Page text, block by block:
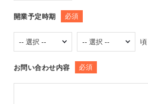
開業予定時期 必須
頃
お問い合わせ内容 必須